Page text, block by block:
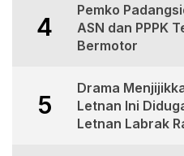
4
Pemko
ASN dan PPPK
Bermotor
5
Drama
Letnan Ini
Letnan Labrak